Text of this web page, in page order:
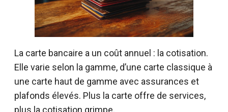
La carte bancaire a un coût annuel : la cotisation.
Elle varie selon la gamme, d’une carte classique à
une carte haut de gamme avec assurances et
plafonds élevés. Plus la carte offre de services,
plus la cotisation grimpe.